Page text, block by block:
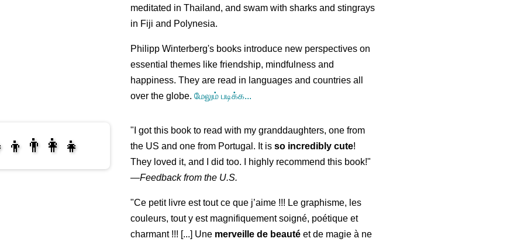
meditated in Thailand, and swam with sharks and stingrays
in Fiji and Polynesia.
Philipp Winterberg's books introduce new perspectives on
essential themes like friendship, mindfulness and
happiness. They are read in languages and countries all
over the globe.மேலும் படிக்க...
"I got this book to read with my granddaughters, one from
the US and one from Portugal. It isso incredibly cute!
They loved it, and I did too. I highly recommend this book!"
—Feedback from the U.S.
"Ce petit livre est tout ce que j’aime !!! Le graphisme, les
couleurs, tout y est magnifiquement soigné, poétique et
charmant !!! [...] Une merveille de beauté et de magie à ne